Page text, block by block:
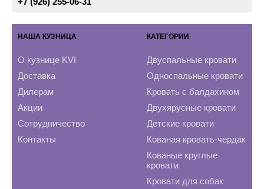
НАША КУЗНИЦА
О кузнице KVI
Доставка
Дилерам
Акции
Сотрудничество
Контакты
КАТЕГОРИИ
Двуспальные кровати
Односпальные кровати
Кровать с балдахином
Двухярусные кровати
Детские кровати
Кованая кровать-чердак
Кованые круглые
кровати
Кровати для собак